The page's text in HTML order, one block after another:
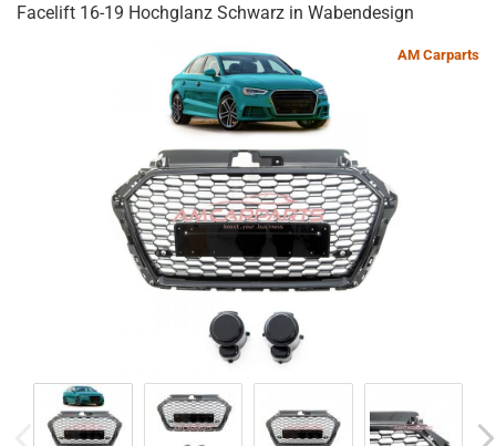
Facelift 16-19 Hochglanz Schwarz in Wabendesign
AM Carparts